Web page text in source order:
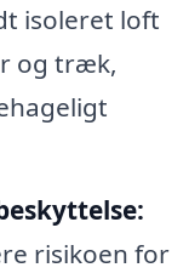
isoleret loft
og træk,
risikoen for